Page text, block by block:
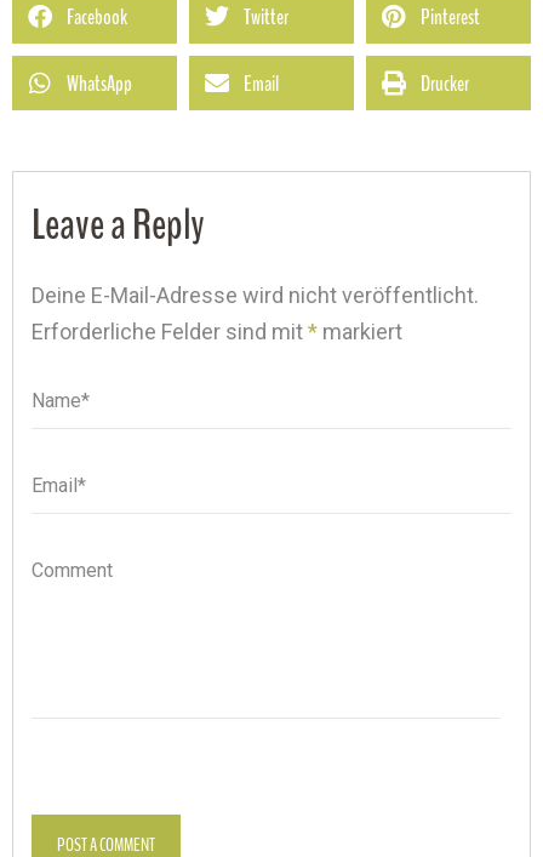
Facebook Twitter Pinterest
WhatsApp Email Drucker
Leave a Reply
Deine E-Mail-Adresse wird nicht veröffentlicht.
Erforderliche Felder sind mit* markiert
Name*
Name
Email*
Email
Comment
POST A COMMENT